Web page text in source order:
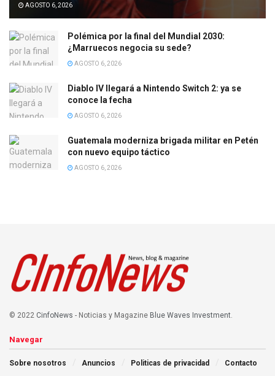
AGOSTO 6, 2026
Polémica por la final del Mundial 2030:
¿Marruecos negocia su sede?
AGOSTO 6, 2026
Diablo IV llegará a Nintendo Switch 2: ya se
conoce la fecha
AGOSTO 6, 2026
Guatemala moderniza brigada militar en Petén
con nuevo equipo táctico
AGOSTO 6, 2026
© 2022 CinfoNews - Noticias y Magazine Blue Waves Investment.
Navegar
Sobre nosotros Anuncios Politicas de privacidad Contacto